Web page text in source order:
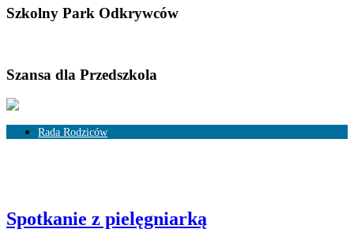
Szkolny Park Odkrywców
Szansa dla Przedszkola
Rada Rodziców
Spotkanie z pielęgniarką